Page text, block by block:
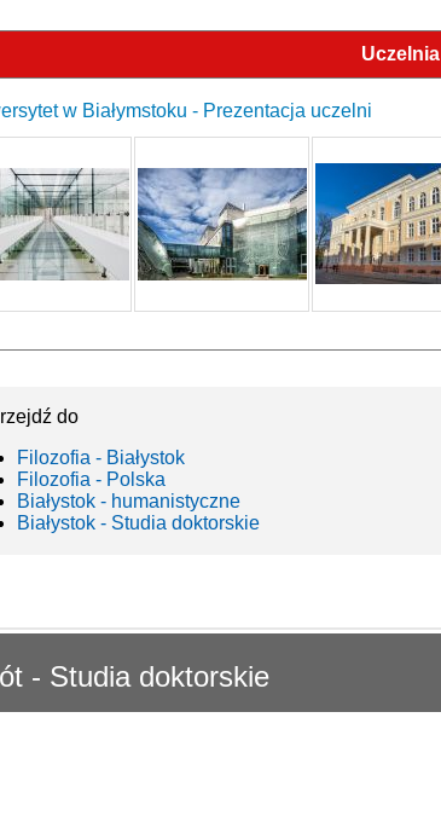
Uczelnia
w Białymstoku - Prezentacja uczelni
do
Filozofia - Białystok
Filozofia - Polska
Białystok - humanistyczne
Białystok - Studia doktorskie
- Studia doktorskie